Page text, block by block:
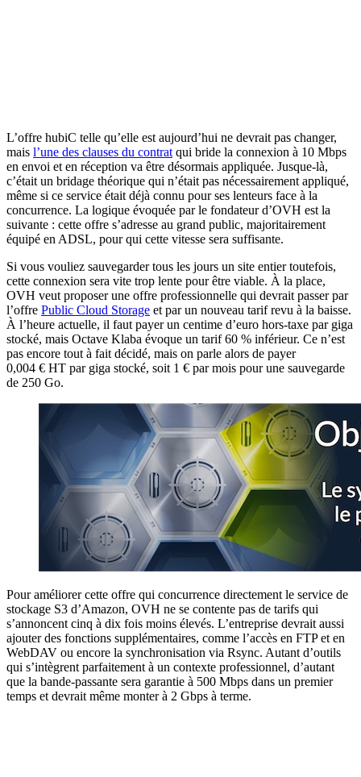
L’offre hubiC telle qu’elle est aujourd’hui ne devrait pas changer,
mais l’une des clauses du contrat qui bride la connexion à 10 Mbps
en envoi et en réception va être désormais appliquée. Jusque-là,
c’était un bridage théorique qui n’était pas nécessairement appliqué,
même si ce service était déjà connu pour ses lenteurs face à la
concurrence. La logique évoquée par le fondateur d’OVH est la
suivante : cette offre s’adresse au grand public, majoritairement
équipé en ADSL, pour qui cette vitesse sera suffisante.
Si vous vouliez sauvegarder tous les jours un site entier toutefois,
cette connexion sera vite trop lente pour être viable. À la place,
OVH veut proposer une offre professionnelle qui devrait passer par
l’offre Public Cloud Storage et par un nouveau tarif revu à la baisse.
À l’heure actuelle, il faut payer un centime d’euro hors-taxe par giga
stocké, mais Octave Klaba évoque un tarif 60 % inférieur. Ce n’est
pas encore tout à fait décidé, mais on parle alors de payer
0,004 € HT par giga stocké, soit 1 € par mois pour une sauvegarde
de 250 Go.
Pour améliorer cette offre qui concurrence directement le service de
stockage S3 d’Amazon, OVH ne se contente pas de tarifs qui
s’annoncent cinq à dix fois moins élevés. L’entreprise devrait aussi
ajouter des fonctions supplémentaires, comme l’accès en FTP et en
WebDAV ou encore la synchronisation via Rsync. Autant d’outils
qui s’intègrent parfaitement à un contexte professionnel, d’autant
que la bande-passante sera garantie à 500 Mbps dans un premier
temps et devrait même monter à 2 Gbps à terme.